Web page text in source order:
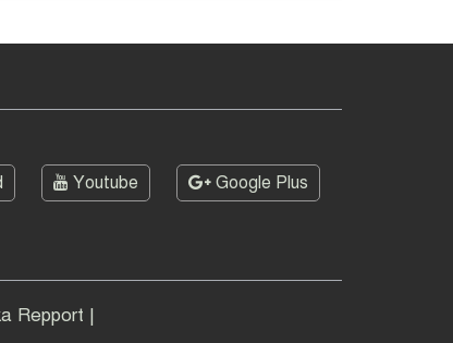
সরাইলে চিপসের লোভ দেখিয়ে ৯
দক্ষিণ এশিয়ায় দক্ষতাসম্পন্ন শিক্ষক
জমির ভাগ কম পাওয়ায় বাবার
কবর ভাঙচুর করলেন ছেলে,
নেটদুনিয়ায় নিন্দার ঝড়
Youtube Google Plus
Repport |